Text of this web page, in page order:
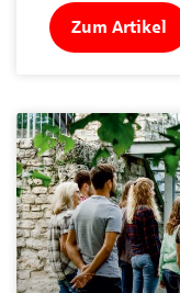
Zum Artikel